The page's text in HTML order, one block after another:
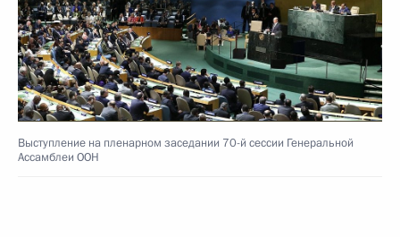
Выступление на пленарном заседании 70-й сессии Генеральной
Ассамблеи ООН